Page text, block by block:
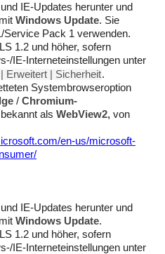
IE-Updates herunter und
Windows Update. Sie
Pack 1 verwenden.
1.2 und höher, sofern
IE-Interneteinstellungen unter
Erweitert | Sicherheit.
Systembrowseroption
/ Chromium-
als WebView2, von
en-us/microsoft-
IE-Updates herunter und
Windows Update.
1.2 und höher, sofern
IE-Interneteinstellungen unter